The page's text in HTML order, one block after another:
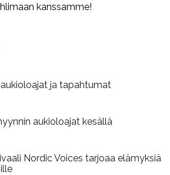
kanssamme!
ja tapahtumat
aukioloajat kesällä
Nordic Voices tarjoaa elämyksiä